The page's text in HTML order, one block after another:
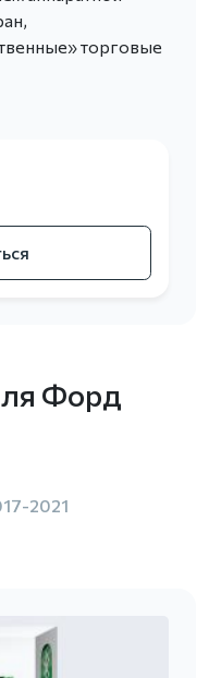
торговые
Форд
2021